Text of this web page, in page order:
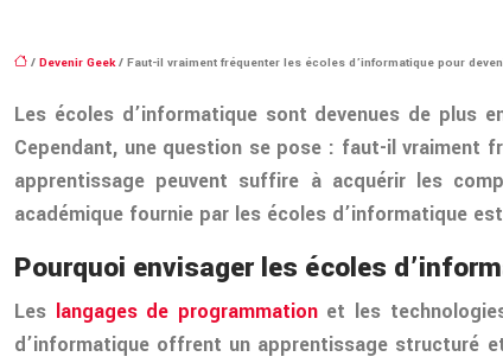
/ Devenir Geek/ Faut-il vraiment fréquenter les écoles d’informatique pour
Les écoles d’informatique sont devenues de plus
Cependant, une question se pose : faut-il vraiment
apprentissage peuvent suffire à acquérir les
académique fournie par les écoles d’informatique
Pourquoi envisager les écoles
Les langages de programmationet les
d’informatique offrent un apprentissage structuré